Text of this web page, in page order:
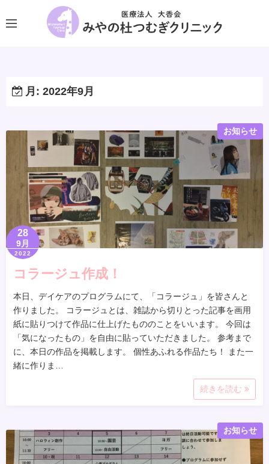
ン
ッ
月: 2022年9月
お知らせ
28
9月
2022
コラージュ作成！
本日、デイケアのプログラムにて、「コラージュ」を皆さんと
作りました。 コラージュとは、雑誌から切りとった記事を画用
紙に貼りつけて作品に仕上げたもののことをいいます。 今回は
「気になったもの」を自由に貼っていただきました。 参考まで
に、本日の作品を掲載します。 個性あふれる作品たち！ また一
緒に作りま…
続きを読む
お知らせ